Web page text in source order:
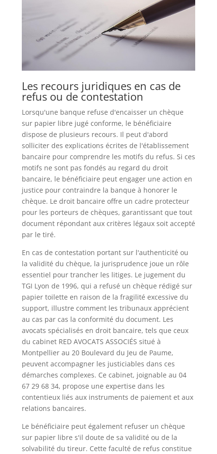
Les recours juridiques en cas de
refus ou de contestation
Lorsqu'une banque refuse d'encaisser un chèque
sur papier libre jugé conforme, le bénéficiaire
dispose de plusieurs recours. Il peut d'abord
solliciter des explications écrites de l'établissement
bancaire pour comprendre les motifs du refus. Si ces
motifs ne sont pas fondés au regard du droit
bancaire, le bénéficiaire peut engager une action en
justice pour contraindre la banque à honorer le
chèque. Le droit bancaire offre un cadre protecteur
pour les porteurs de chèques, garantissant que tout
document répondant aux critères légaux soit accepté
par le tiré.
En cas de contestation portant sur l'authenticité ou
la validité du chèque, la jurisprudence joue un rôle
essentiel pour trancher les litiges. Le jugement du
TGI Lyon de 1996, qui a refusé un chèque rédigé sur
papier toilette en raison de la fragilité excessive du
support, illustre comment les tribunaux apprécient
au cas par cas la conformité du document. Les
avocats spécialisés en droit bancaire, tels que ceux
du cabinet RED AVOCATS ASSOCIÉS situé à
Montpellier au 20 Boulevard du Jeu de Paume,
peuvent accompagner les justiciables dans ces
démarches complexes. Ce cabinet, joignable au 04
67 29 68 34, propose une expertise dans les
contentieux liés aux instruments de paiement et aux
relations bancaires.
Le bénéficiaire peut également refuser un chèque
sur papier libre s'il doute de sa validité ou de la
solvabilité du tireur. Cette faculté de refus constitue